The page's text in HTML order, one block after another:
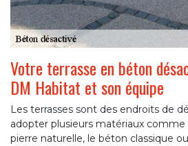
Votre terrasse en béton
DM Habitat et son équipe
Les terrasses sont des endroits de
adopter plusieurs matériaux comme
pierre naturelle, le béton classique